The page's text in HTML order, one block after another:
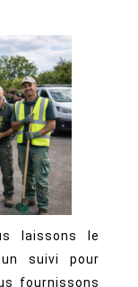
laissons le
suivi pour
fournissons